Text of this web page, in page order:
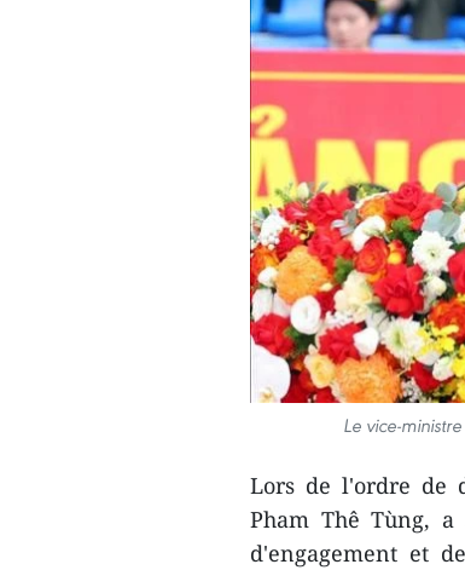
Le vice-
Lors de l'ordre de
Pham Thê Tùng,
d'engagement et